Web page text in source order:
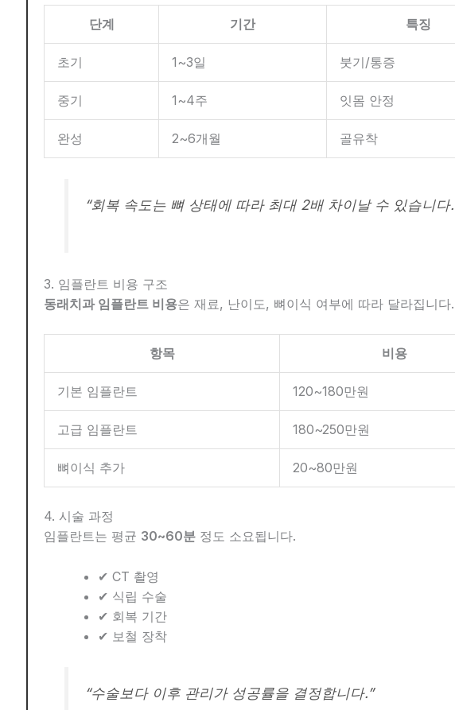
단계 기간 특징
초기 1~3일 붓기/통증
중기 1~4주 잇몸 안정
완성 2~6개월 골유착
“회복 속도는 뼈 상태에 따라 최대 2배 차이날 수 있습니다
3. 임플란트 비용 구조
동래치과 임플란트 비용은 재료, 난이도, 뼈이식 여부에 따라 달라집니다.
항목 비용
기본 임플란트 120~180만원
고급 임플란트 180~250만원
뼈이식 추가 20~80만원
4. 시술 과정
임플란트는 평균 30~60분 정도 소요됩니다.
✔ CT 촬영
✔ 식립 수술
✔ 회복 기간
✔ 보철 장착
“수술보다 이후 관리가 성공률을 결정합니다.”